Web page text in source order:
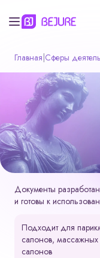
Главная Сферы
Документы
и готовы к
Подходит для
салонов, массажных
салонов